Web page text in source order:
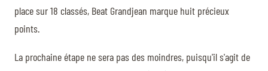
place sur 18 classés, Beat Grandjean marque huit précieux
points.
La prochaine étape ne sera pas des moindres, puisqu'il s'agit de